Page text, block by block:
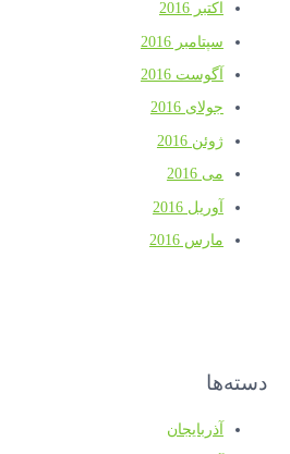
اکتبر 2016
سپتامبر 2016
آگوست 2016
جولای 2016
ژوئن 2016
می 2016
آوریل 2016
مارس 2016
دسته‌ها
آذربایجان